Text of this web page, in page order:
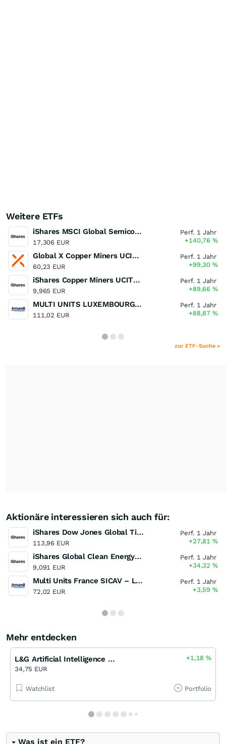
Weitere ETFs
iShares MSCI Global Semiconductors UCITS ETF USD (Acc)
17,306 EUR
Perf. 1 Jahr
+140,76%
Global X Copper Miners UCITS ETF USD Acc
60,23 EUR
Perf. 1 Jahr
+99,30%
iShares Copper Miners UCITS ETF
9,965 EUR
Perf. 1 Jahr
+89,66%
MULTI UNITS LUXEMBOURG - Lyxor MSCI Semiconductors ESG Filtered
111,02 EUR
Perf. 1 Jahr
+88,87%
zur ETF-Suche »
Aktionäre interessieren sich auch für:
iShares Dow Jones Global Titans 50 UCITS ETF (DE)
113,96 EUR
Perf. 1 Jahr
+27,81%
iShares Global Clean Energy UCITS ETF
9,091 EUR
Perf. 1 Jahr
+34,32%
Multi Units France SICAV – Lyxor World Water ( DR ) UCITS ETF, Actions au Port.Dist o.N.
72,02 EUR
Perf. 1 Jahr
+3,59%
Mehr entdecken
L&G Artificial Intelligence UCITS ETF
34,75 EUR
+1,18%
Watchlist Portfolio
Was ist ein ETF?